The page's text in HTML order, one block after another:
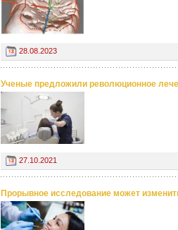
28.08.2023
Ученые предложили революционное
27.10.2021
Прорывное исследование может